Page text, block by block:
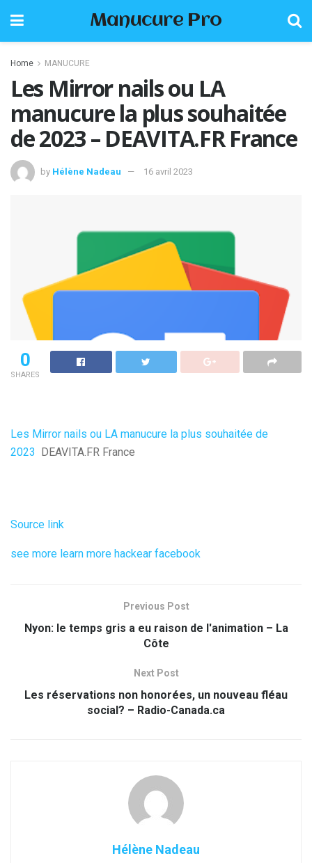
Manucure Pro
Home MANUCURE
Les Mirror nails ou LA
manucure la plus souhaitée
de 2023 – DEAVITA.FR France
by Hélène Nadeau 16 avril 2023
0
SHARES
Les Mirror nails ou LA manucure la plus souhaitée de
2023 DEAVITA.FR France
Source link
see more learn more hackear facebook
Previous Post
Nyon: le temps gris a eu raison de l'animation – La
Côte
Next Post
Les réservations non honorées, un nouveau fléau
social? – Radio-Canada.ca
Hélène Nadeau